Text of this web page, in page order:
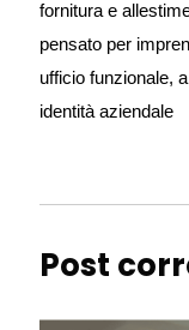
fornitura e
pensato per
ufficio funzionale,
identità aziendale
Post